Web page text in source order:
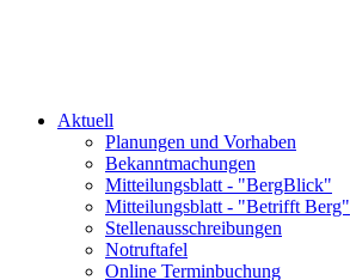
Aktuell
Planungen und Vorhaben
Bekanntmachungen
Mitteilungsblatt - "BergBlick"
Mitteilungsblatt - "Betrifft Berg"
Stellenausschreibungen
Notruftafel
Online Terminbuchung